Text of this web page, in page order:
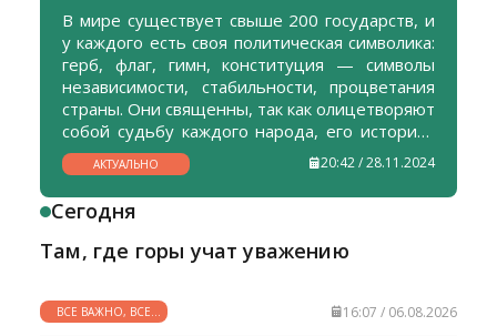
В мире существует свыше 200 государств, и
у каждого есть своя политическая символика:
герб, флаг, гимн, конституция — символы
независимости, стабильности, процветания
страны. Они священны, так как олицетворяют
собой судьбу каждого народа, его историю,
культуру, суверенитет.
АКТУАЛЬНО 20:42 / 28.11.2024
Сегодня
Там, где горы учат уважению
ВСЕ ВАЖНО, ВСЕ
НУЖНО
16:07 / 06.08.2026